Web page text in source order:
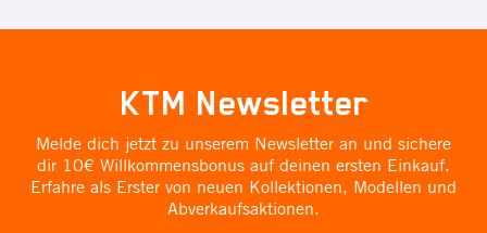
KTM Newsletter
Melde dich jetzt zu unserem Newsletter an und sichere
dir 10€ Willkommensbonus auf deinen ersten Einkauf.
Erfahre als Erster von neuen Kollektionen, Modellen und
Abverkaufsaktionen.